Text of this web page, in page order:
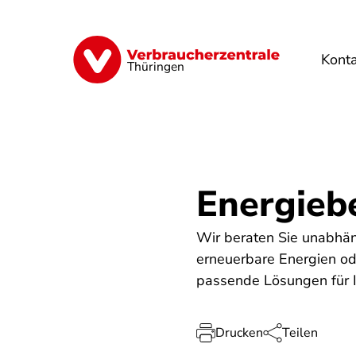
Thüringen
Finanzen Digitales Lebensmittel
Wir beraten Sie
erneuerbare Energien
passende Lösungen für
Drucken Teilen